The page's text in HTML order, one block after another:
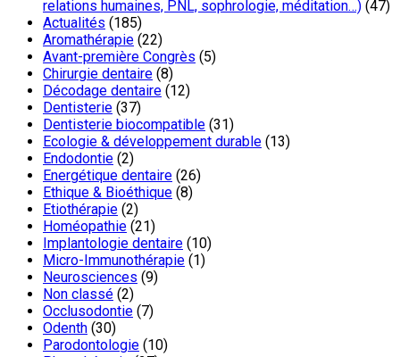
relations humaines, PNL, sophrologie, méditation…) (47)
Actualités (185)
Aromathérapie (22)
Avant-première Congrès (5)
Chirurgie dentaire (8)
Décodage dentaire (12)
Dentisterie (37)
Dentisterie biocompatible (31)
Ecologie & développement durable (13)
Endodontie (2)
Energétique dentaire (26)
Ethique & Bioéthique (8)
Etiothérapie (2)
Homéopathie (21)
Implantologie dentaire (10)
Micro-Immunothérapie (1)
Neurosciences (9)
Non classé (2)
Occlusodontie (7)
Odenth (30)
Parodontologie (10)